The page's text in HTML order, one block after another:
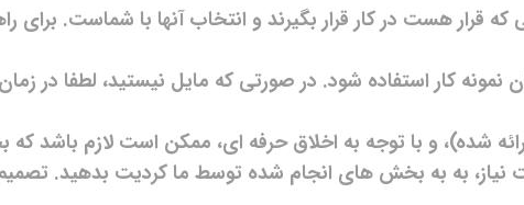
قرار هست در کار قرار بگیرند و انتخاب آنها با شماست. برای
نمونه کار استفاده شود. در صورتی که مایل نیستید، لطفا در
شده)، و با توجه به اخلاق حرفه ای، ممکن است لازم باشد
به به بخش های انجام شده توسط ما کردیت بدهید.